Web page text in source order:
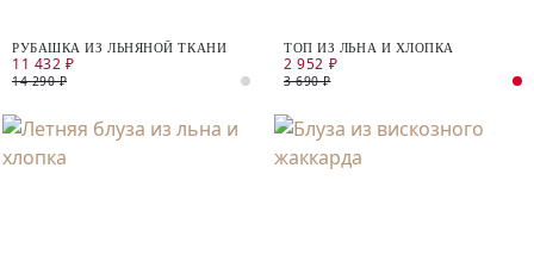
РУБАШКА ИЗ ЛЬНЯНОЙ ТКАНИ
11 432 ₽
14 290 ₽
ТОП ИЗ ЛЬНА И ХЛОПКА
2 952 ₽
3 690 ₽